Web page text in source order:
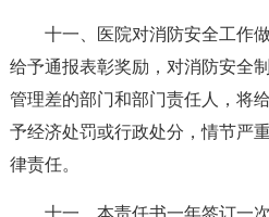
十一、医院对消防安全工作
给予通报表彰奖励，对消防安全
管理差的部门和部门责任人，将
予经济处罚或行政处分，情节严
律责任。
十一、本责任书一年签订一